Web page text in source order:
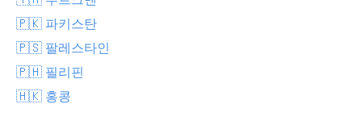
🇵🇰 파키스탄
🇵🇸 팔레스타인
🇵🇭 필리핀
🇭🇰 홍콩